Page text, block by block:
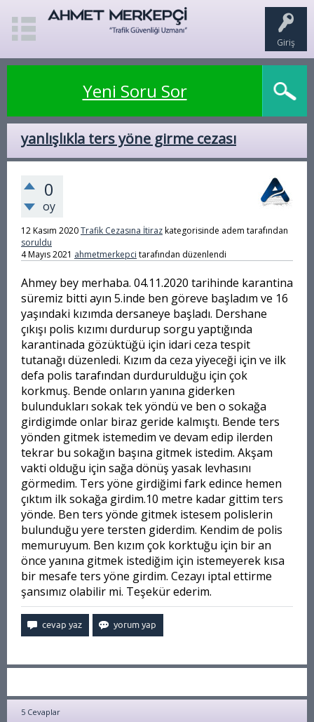
Giriş
Yeni Soru Sor
yanlışlıkla ters yöne girme cezası
0
oy
12 Kasım 2020Trafik Cezasına İtirazkategorisinde adem tarafından
soruldu
4 Mayıs 2021 ahmetmerkepci tarafından düzenlendi
Ahmey bey merhaba. 04.11.2020 tarihinde karantina
süremiz bitti ayın 5.inde ben göreve başladım ve 16
yaşındaki kızımda dersaneye başladı. Dershane
çıkışı polis kızımı durdurup sorgu yaptığında
karantinada gözüktüğü için idari ceza tespit
tutanağı düzenledi. Kızım da ceza yiyeceği için ve ilk
defa polis tarafından durdurulduğu için çok
korkmuş. Bende onların yanına giderken
bulundukları sokak tek yöndü ve ben o sokağa
girdigimde onlar biraz geride kalmıştı. Bende ters
yönden gitmek istemedim ve devam edip ilerden
tekrar bu sokağın başına gitmek istedim. Akşam
vakti olduğu için sağa dönüş yasak levhasını
görmedim. Ters yöne girdiğimi fark edince hemen
çıktım ilk sokağa girdim.10 metre kadar gittim ters
yönde. Ben ters yönde gitmek istesem polislerin
bulunduğu yere tersten giderdim. Kendim de polis
memuruyum. Ben kızım çok korktuğu için bir an
önce yanına gitmek istediğim için istemeyerek kısa
bir mesafe ters yöne girdim. Cezayı iptal ettirme
şansımız olabilir mi. Teşekür ederim.
5 Cevaplar